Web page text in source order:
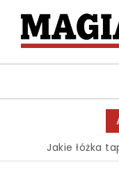
Jakie łóżka